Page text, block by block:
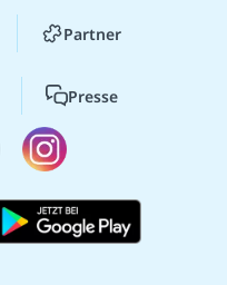
Partner
Presse